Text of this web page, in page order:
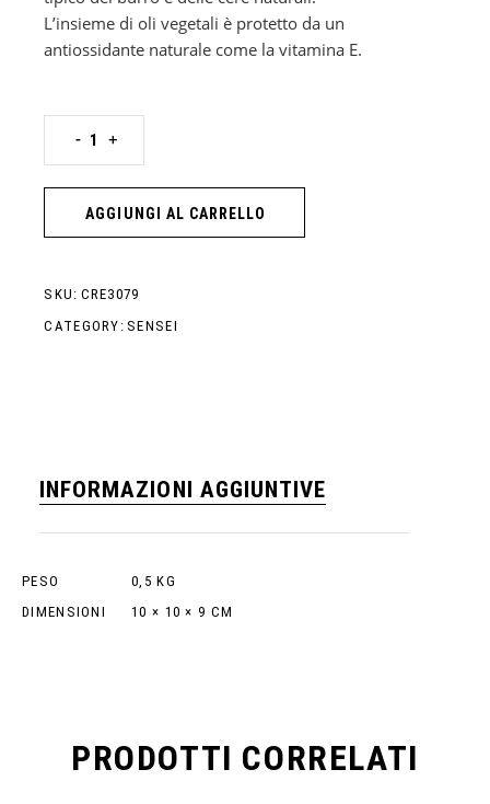
L’insieme di oli vegetali è protetto da un
antiossidante naturale come la vitamina E.
CREMA RASSODANTE OLIO DI OLIVA 500 ML quantity
- +
AGGIUNGI AL CARRELLO
SKU: CRE3079
CATEGORY: SENSEI
INFORMAZIONI AGGIUNTIVE
PESO
0,5 KG
DIMENSIONI
10 × 10 × 9 CM
PRODOTTI CORRELATI